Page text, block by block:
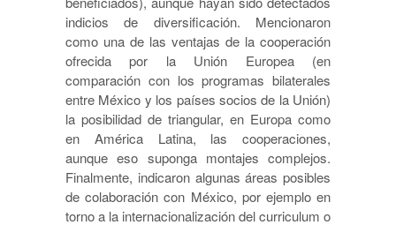
indicios de diversificación. Mencionaron
como una de las ventajas de la cooperación
ofrecida por la Unión Europea (en
comparación con los programas bilaterales
entre México y los países socios de la Unión)
la posibilidad de triangular, en Europa como
en América Latina, las cooperaciones,
aunque eso suponga montajes complejos.
Finalmente, indicaron algunas áreas posibles
de colaboración con México, por ejemplo en
torno a la internacionalización del curriculum o